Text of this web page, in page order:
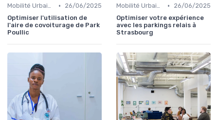
Mobilité Urbaine •
26/06/2025
Optimiser l'utilisation de
l'aire de covoiturage de Park
Poullic
Mobilité Urbaine •
26/06/2025
Optimiser votre expérience
avec les parkings relais à
Strasbourg